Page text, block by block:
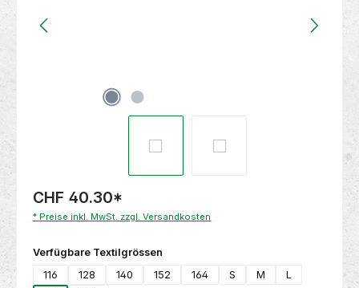
CHF 40.30*
* Preise inkl. MwSt. zzgl. Versandkosten
Verfügbare Textilgrössen
116
128 140 152 164 S M
L